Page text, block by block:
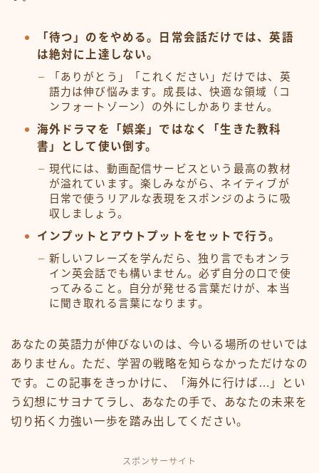
「待つ」のをやめる。日常会話だけでは、英語
は絶対に上達しない。
「ありがとう」「これください」だけでは、英
語力は伸び悩みます。成長は、快適な領域（コ
ンフォートゾーン）の外にしかありません。
海外ドラマを「娯楽」ではなく「生きた教科
書」として使い倒す。
現代には、動画配信サービスという最高の教材
が溢れています。楽しみながら、ネイティブが
日常で使うリアルな表現をスポンジのように吸
収しましょう。
インプットとアウトプットをセットで行う。
新しいフレーズを学んだら、独り言でもオンラ
イン英会話でも構いません。必ず自分の口で使
ってみること。自分が発せる言葉だけが、本当
に聞き取れる言葉になります。
あなたの英語力が伸びないのは、今いる場所のせいでは
ありません。ただ、学習の戦略を知らなかっただけなの
です。この記事をきっかけに、「海外に行けば…」とい
う幻想にサヨナてラし、あなたの手で、あなたの未来を
切り拓く力強い一歩を踏み出してください。
スポンサーサイト